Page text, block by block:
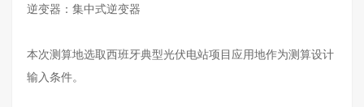
逆变器：集中式逆变器
本次测算地选取西班牙典型光伏电站项目应用地作为测算设计
输入条件。